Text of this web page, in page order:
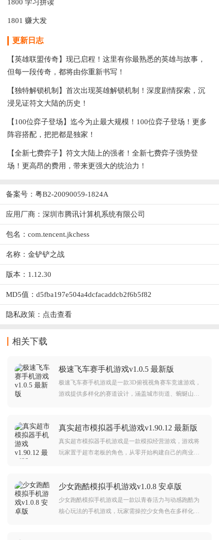
1800 学习拼读
1801 赚大发
更新日志
【英雄联盟传奇】现已启程！这里有你最熟悉的英雄与故事，
但每一段传奇，都将由你重新书写！
【独特解锁机制】首次出现英雄解锁机制！深度剧情探索，沉
浸见证符文大陆的历史！
【100位弈子登场】迄今为止最大规模！100位弈子登场！更多
阵容搭配，把把都是独家！
【全新七费弈子】符文大陆上的强者！全新七费弈子强势登
场！更高昂的费用，带来更强大的统治力！
备案号：粤B2-20090059-1824A
应用厂商： 深圳市腾讯计算机系统有限公司
包名：com.tencent.jkchess
名称：金铲铲之战
版本：1.12.30
MD5值：d5fba197e504a4dcfacaddcb2f6b5f82
隐私政策： 点击查看
相关下载
极速飞车赛手机游戏v1.0.5 最新版
极速飞车赛手机游戏是一款3D俯视视角赛车竞速游戏，
游戏提供多样化的赛道设计，涵盖城市街道、蜿蜒山路
刹车和右侧油门的简单操作控制赛车，利用氮气加速功
能实现瞬间超越。
真实超市模拟器手机游戏v1.90.12 最新版
真实超市模拟器手机游戏是一款模拟经营游戏，游戏将
玩家置于超市老板的角色，从零开始构建自己的商业帝
能轻松找到所需商品，从而提升购物体验和超市口碑。
少女跑酷模拟手机游戏v1.0.8 安卓版
少女跑酷模拟手机游戏是一款以青春活力与动感跑酷为
核心玩法的手机游戏，玩家需操控少女角色在多样化的